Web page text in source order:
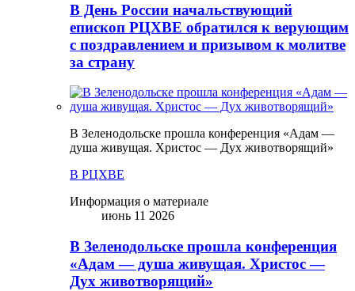
В День России начальствующий
епископ РЦХВЕ обратился к верующим
с поздравлением и призывом к молитве
за страну
В Зеленодольске прошла конференция «Адам —
душа живущая. Христос — Дух животворящий»
В РЦХВЕ
Информация о материале
июнь 11 2026
В Зеленодольске прошла конференция
«Адам — душа живущая. Христос —
Дух животворящий»